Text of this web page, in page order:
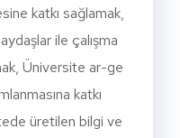
katkı sağlamak,
ile çalışma
Üniversite ar-ge
katkı
üretilen bilgi ve